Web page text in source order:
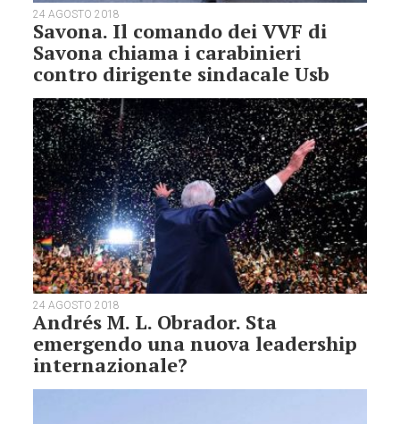
24 AGOSTO 2018
Savona. Il comando dei VVF di
Savona chiama i carabinieri
contro dirigente sindacale Usb
24 AGOSTO 2018
Andrés M. L. Obrador. Sta
emergendo una nuova leadership
internazionale?